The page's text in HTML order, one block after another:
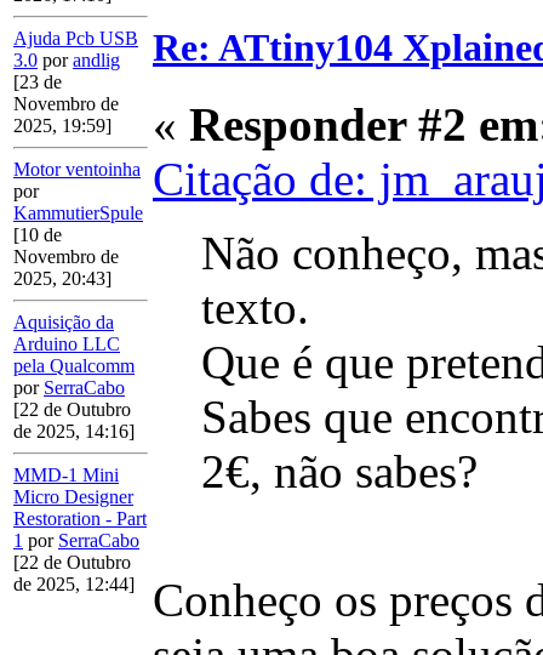
Ajuda Pcb USB
3.0 porandlig
[23 de
Novembro de
2025, 19:59]
Motor ventoinha
por
KammutierSpule
[10 de
Novembro de
2025, 20:43]
Aquisição da
Arduino LLC
pela Qualcomm
por SerraCabo
[22 de Outubro
de 2025, 14:16]
MMD-1 Mini
Micro Designer
Restoration - Part
1 por SerraCabo
[22 de Outubro
de 2025, 12:44]
Re: ATtiny104
« Responder #2
Citação de:
Não conheço,
texto.
Que é que
Sabes que
2€, não sabes?
Conheço os preços